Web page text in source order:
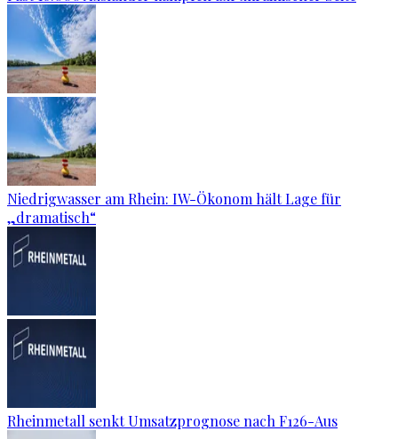
Niedrigwasser am Rhein: IW-Ökonom hält Lage für
„dramatisch“
Rheinmetall senkt Umsatzprognose nach F126-Aus